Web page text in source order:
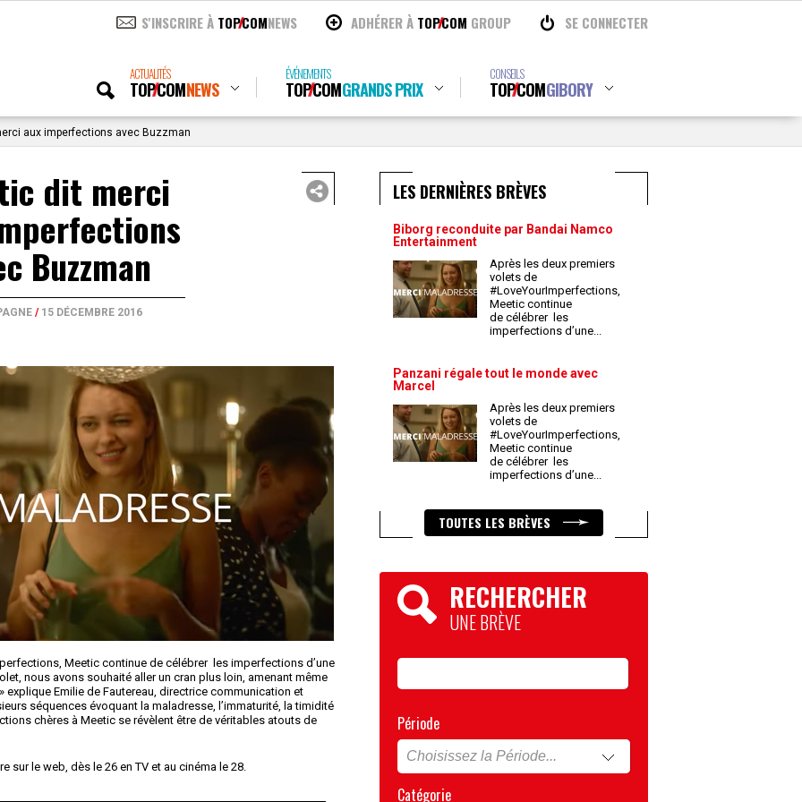
S'INSCRIRE À TOPCOMNEWS ADHÉRER À TOPCOM GROUP SE CONNECTER
ACTUALITÉS
TOPCOMNEWS
ÉVÉNEMENTS
TOPCOMGRANDS PRIX
CONSEILS
TOPCOMGIBORY
aux imperfections avec Buzzman
dit merci
Buzzman
/ 15 DÉCEMBRE 2016
Meetic continue de célébrer les imperfections d’une
nous avons souhaité aller un cran plus loin, amenant même
Emilie de Fautereau, directrice communication et
séquences évoquant la maladresse, l’immaturité, la timidité
chères à Meetic se révèlent être de véritables atouts de
le web, dès le 26 en TV et au cinéma le 28.
LES DERNIÈRES BRÈVES
Biborg reconduite par Bandai Namco
Entertainment
Après les deux premiers
volets de
#LoveYourImperfections,
Meetic continue
de célébrer les
imperfections d’une...
Panzani régale tout le monde avec
Marcel
Après les deux premiers
volets de
#LoveYourImperfections,
Meetic continue
de célébrer les
imperfections d’une...
TOUTES LES BRÈVES
RECHERCHER
UNE BRÈVE
Période
Catégorie